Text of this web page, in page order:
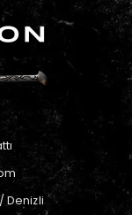
Denizli